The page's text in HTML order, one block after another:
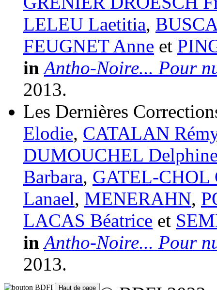
LELEU Laetitia,
FEUGNET Anne et
in Antho-Noire... Pour
2013.
Les Dernières
Elodie, CATALAN
DUMOUCHEL
Barbara, GATEL-CHOL
Lanael, MENERAHN,
LACAS Béatrice et
in Antho-Noire... Pour
2013.